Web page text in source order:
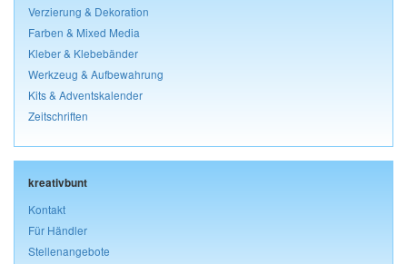
Verzierung & Dekoration
Farben & Mixed Media
Kleber & Klebebänder
Werkzeug & Aufbewahrung
Kits & Adventskalender
Zeitschriften
kreativbunt
Kontakt
Für Händler
Stellenangebote